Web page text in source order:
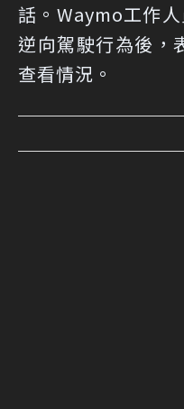
話。Waymo工作
逆向駕駛行為後，
查看情況。